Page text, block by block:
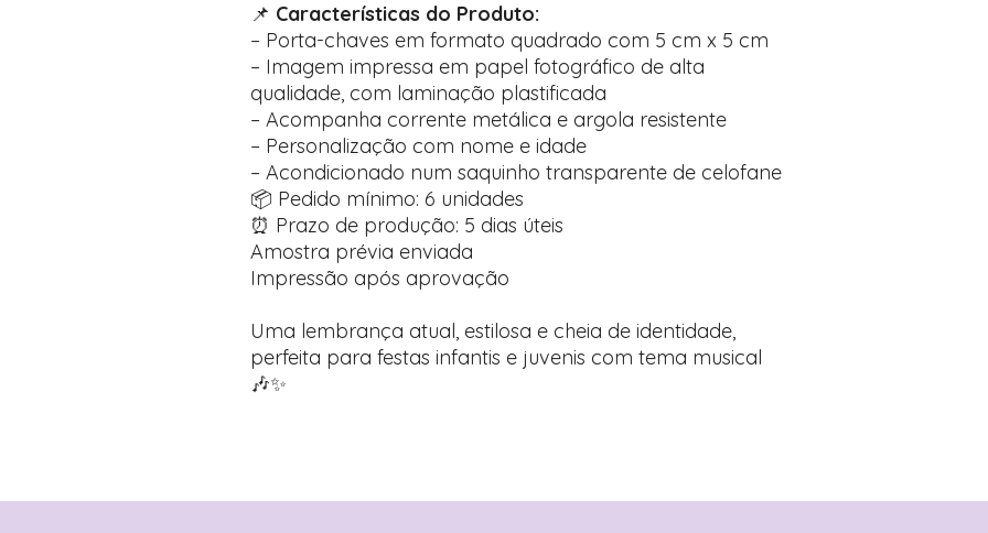
📌 Características do Produto:
– Porta-chaves em formato quadrado com 5 cm x 5 cm
– Imagem impressa em papel fotográfico de alta
qualidade, com laminação plastificada
– Acompanha corrente metálica e argola resistente
– Personalização com nome e idade
– Acondicionado num saquinho transparente de celofane
📦 Pedido mínimo: 6 unidades
⏰ Prazo de produção: 5 dias úteis
Amostra prévia enviada
Impressão após aprovação
Uma lembrança atual, estilosa e cheia de identidade,
perfeita para festas infantis e juvenis com tema musical
🎶✨